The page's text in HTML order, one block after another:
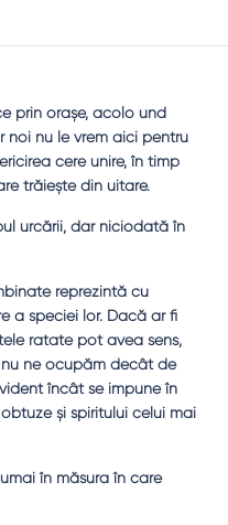
prin oraşe, acolo und
noi nu le vrem aici pentru
cere unire, în timp
trăieşte din uitare.
urcării, dar niciodată în
reprezintă cu
a speciei lor. Dacă ar fi
ratate pot avea sens,
ne ocupăm decât de
încât se impune în
şi spiritului celui mai
în măsura în care